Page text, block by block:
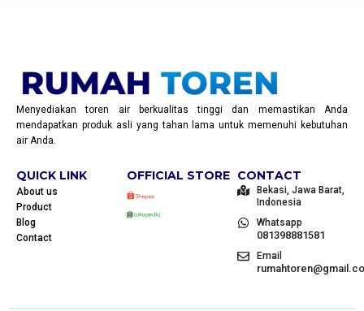
Menyediakan toren air berkualitas tinggi dan memastikan Anda
mendapatkan produk asli yang tahan lama untuk memenuhi kebutuhan
air Anda.
QUICK LINK
About us
Product
Blog
Contact
OFFICIAL STORE CONTACT
Bekasi, Jawa Barat,
Indonesia
Whatsapp
081398881581
Email